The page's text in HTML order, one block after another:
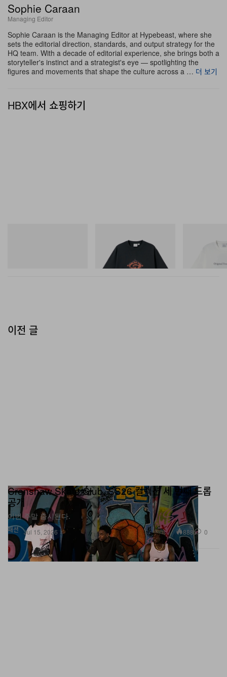
은 레이스나 토글 구조보다 더 빠른 신고 벗음을 가능하게
하면서 발등을 안정적으로 감싸 지지와 안정감을 제공해,
Sieve를 이 팩에서 한층 가벼운 무드의 워머 시즌, 진입 장
벽이 낮은 옵션으로 포지셔닝한다.
이브러리를 확장해 나가는 속도를 잘 보여준다. 하나의 실
Sophie Caraan
Managing Editor
Sophie Caraan is the Managing Editor at Hypebeast, where she
sets the editorial direction, standards, and output strategy for the
HQ team. With a decade of editorial experience, she brings both a
storyteller's instinct and a strategist's eye — spotlighting the
figures and movements that shape the culture across a … 더 보기
HBX에서 쇼핑하기
Flame Tee
쇼핑하기
패션
공개
이번 주말 출시된다.
Jul 15, 2026 888